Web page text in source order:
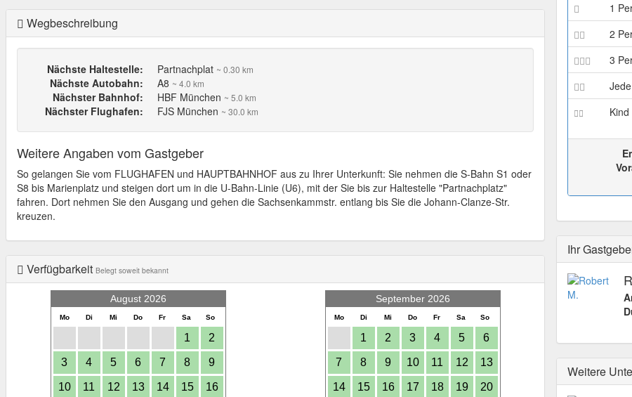
1
2
3
Kind
Ihr
Weitere
Wegbeschreibung
Nächste Haltestelle: Partnachplat ~ 0.30 km
Nächste Autobahn: A8 ~ 4.0 km
Nächster Bahnhof: HBF München ~ 5.0 km
Nächster Flughafen: FJS München ~ 30.0 km
Weitere Angaben vom Gastgeber
So gelangen Sie vom FLUGHAFEN und HAUPTBAHNHOF aus zu Ihrer Unterkunft: Sie nehmen die S-Bahn S1 oder
S8 bis Marienplatz und steigen dort um in die U-Bahn-Linie (U6), mit der Sie bis zur Haltestelle "Partnachplatz"
fahren. Dort nehmen Sie den Ausgang und gehen die Sachsenkammstr. entlang bis Sie die Johann-Clanze-Str.
kreuzen.
Verfügbarkeit Belegt soweit bekannt
August 2026
Mo Di Mi Do Fr Sa So
1 2
3 4 5 6 7 8 9
10 11 12 13 14 15 16
September 2026
Mo Di Mi Do Fr Sa So
1 2 3 4 5 6
7 8 9 10 11 12 13
14 15 16 17 18 19 20